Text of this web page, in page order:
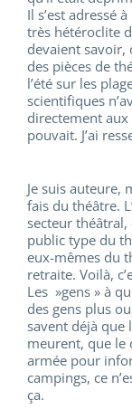
Il s’est adressé
très hétéroclite
devaient savoir,
des pièces de
l’été sur les
scientifiques
directement aux
pouvait. J’ai
Je suis auteure,
fais du théâtre.
secteur théâtral,
public type du
eux-mêmes du
retraite. Voilà,
Les »gens » à
des gens plus
savent déjà que
meurent, que le
armée pour
campings, ce
ça.